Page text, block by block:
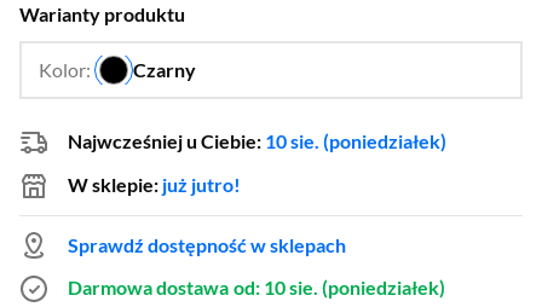
Warianty produktu
Kolor: Czarny
…
Najwcześniej u Ciebie: 10 sie. (poniedziałek)
W sklepie: już jutro!
Sprawdź dostępność w sklepach
Darmowa dostawa od: 10 sie. (poniedziałek)